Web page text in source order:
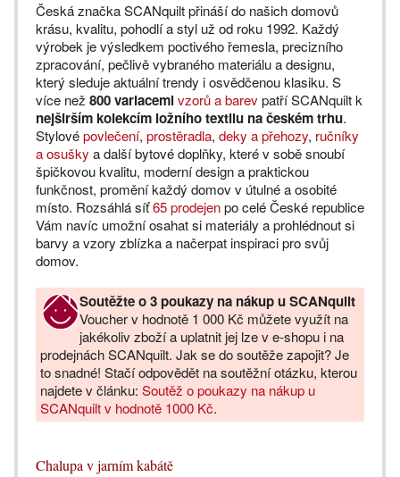
Česká značka SCANquilt přináší do našich domovů
krásu, kvalitu, pohodlí a styl už od roku 1992. Každý
výrobek je výsledkem poctivého řemesla, precizního
zpracování, pečlivě vybraného materiálu a designu,
který sleduje aktuální trendy i osvědčenou klasiku. S
více než 800 variacemivzorů a barevpatří SCANquilt k
nejširším kolekcím ložního textilu na českém trhu.
Stylovépovlečení, prostěradla, deky a přehozy, ručníky
a osušky a další bytové doplňky, které v sobě snoubí
špičkovou kvalitu, moderní design a praktickou
funkčnost, promění každý domov v útulné a osobité
místo. Rozsáhlá síť65 prodejenpo celé České republice
Vám navíc umožní osahat si materiály a prohlédnout si
barvy a vzory zblízka a načerpat inspiraci pro svůj
domov.
Soutěžte o 3 poukazy na nákup u SCANquilt
Voucher v hodnotě 1 000 Kč můžete využít na
jakékoliv zboží a uplatnit jej lze v e-shopu i na
prodejnách SCANquilt. Jak se do soutěže zapojit? Je
to snadné! Stačí odpovědět na soutěžní otázku, kterou
najdete v článku: Soutěž o poukazy na nákup u
SCANquilt v hodnotě 1000 Kč.
Chalupa v jarním kabátě